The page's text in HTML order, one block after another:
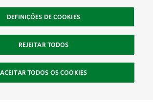
DEFINIÇÕES DE COOKIES
REJEITAR TODOS
ACEITAR TODOS OS COOKIES